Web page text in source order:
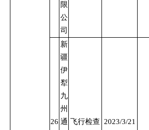
限
公
司
26
新
疆
伊
犁
九
州
通 飞行检查 2023/3/21